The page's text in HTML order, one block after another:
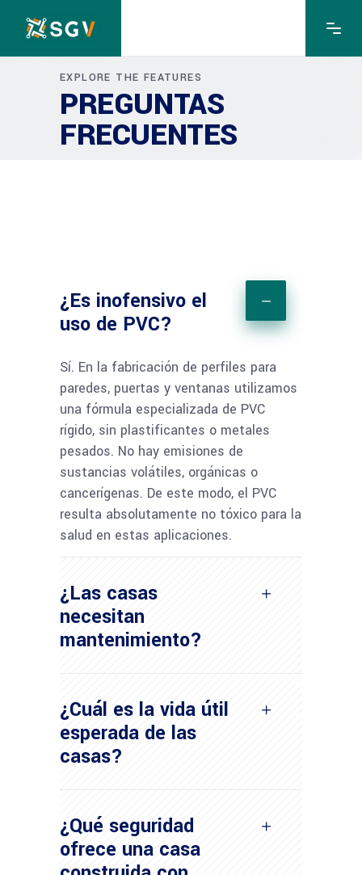
EXPLORE THE FEATURES
PREGUNTAS
FRECUENTES
¿Es inofensivo el
uso de PVC?
Sí. En la fabricación de perfiles para
paredes, puertas y ventanas utilizamos
una fórmula especializada de PVC
rígido, sin plastificantes o metales
pesados. No hay emisiones de
sustancias volátiles, orgánicas o
cancerígenas. De este modo, el PVC
resulta absolutamente no tóxico para la
salud en estas aplicaciones.
¿Las casas
necesitan
mantenimiento?
¿Cuál es la vida útil
esperada de las
casas?
¿Qué seguridad
ofrece una casa